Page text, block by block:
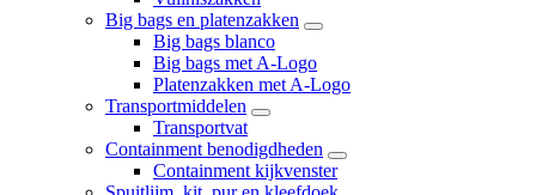
Big bags en platenzakken
Big bags blanco
Big bags met A-Logo
Platenzakken met A-Logo
Transportmiddelen
Transportvat
Containment benodigdheden
Containment kijkvenster